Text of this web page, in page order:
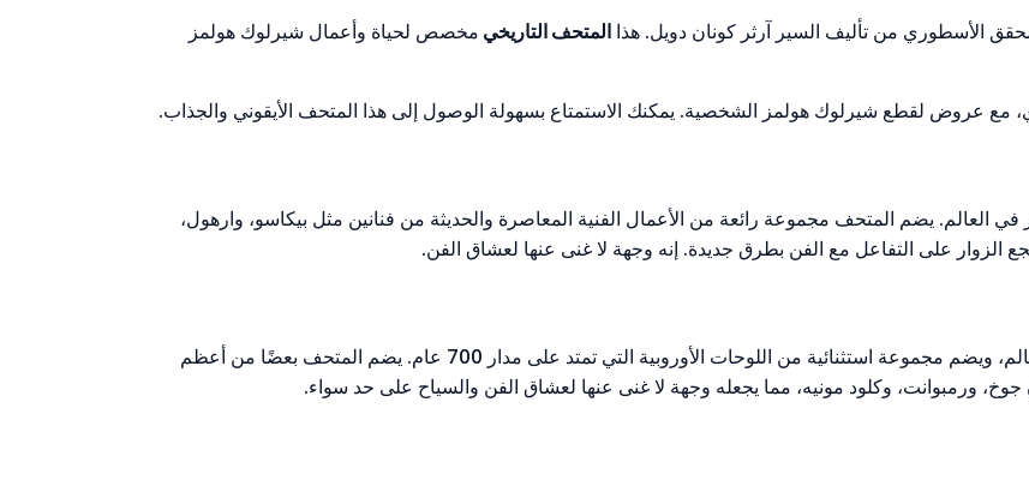
الأسطوري من تأليف السير آرثر كونان دويل. هذا المتحف التاريخي مخصص لحياة وأعمال شيرلوك هولمز
مع عروض لقطع شيرلوك هولمز الشخصية. يمكنك الاستمتاع بسهولة الوصول إلى هذا المتحف الأيقوني والجذاب.
يضم المتحف مجموعة رائعة من الأعمال الفنية المعاصرة والحديثة من فنانين مثل بيكاسو، وارهول،
الزوار على التفاعل مع الفن بطرق جديدة. إنه وجهة لا غنى عنها لعشاق الفن.
متحف المعرض الوطني هو أحد أشهر متاحف الفن في العالم، ويضم مجموعة استثنائية من اللوحات الأوروبية التي تمتد على مدار 700 عام. يضم المتحف بعضًا من أعظم
جوخ، ورمبوانت، وكلود مونيه، مما يجعله وجهة لا غنى عنها لعشاق الفن والسياح على حد سواء.